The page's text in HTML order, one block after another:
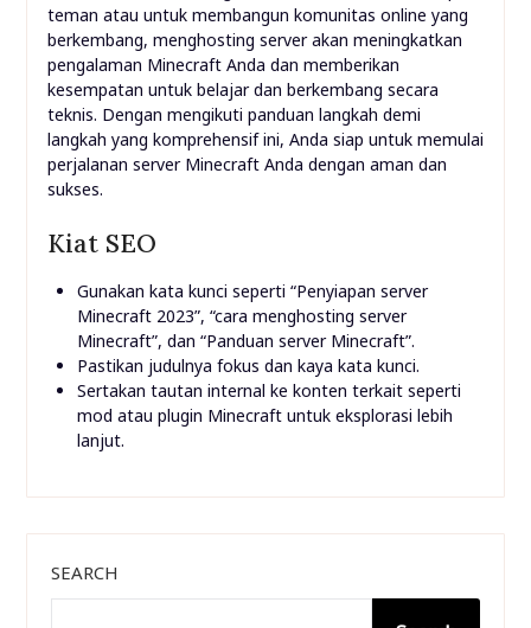
teman atau untuk membangun komunitas online yang
berkembang, menghosting server akan meningkatkan
pengalaman Minecraft Anda dan memberikan
kesempatan untuk belajar dan berkembang secara
teknis. Dengan mengikuti panduan langkah demi
langkah yang komprehensif ini, Anda siap untuk memulai
perjalanan server Minecraft Anda dengan aman dan
sukses.
Kiat SEO
Gunakan kata kunci seperti “Penyiapan server
Minecraft 2023”, “cara menghosting server
Minecraft”, dan “Panduan server Minecraft”.
Pastikan judulnya fokus dan kaya kata kunci.
Sertakan tautan internal ke konten terkait seperti
mod atau plugin Minecraft untuk eksplorasi lebih
lanjut.
SEARCH